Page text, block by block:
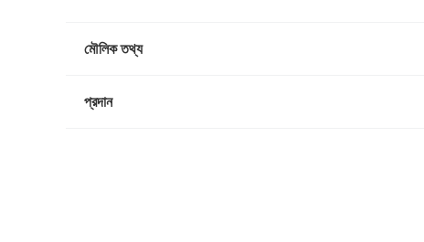
মৌলিক তথ্য
প্রদান